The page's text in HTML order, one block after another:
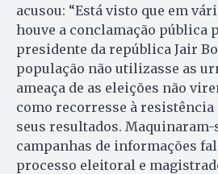
acusou: “Está visto que em
houve a conclamação pública
presidente da república Jair
população não utilizasse as
ameaça de as eleições não
como recorresse à
seus resultados.
campanhas de informações
processo eleitoral e